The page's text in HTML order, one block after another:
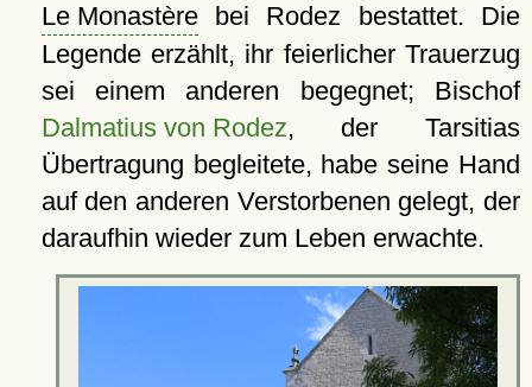
Le Monastèrebei Rodez bestattet. Die
Legende erzählt, ihr feierlicher Trauerzug
sei einem anderen begegnet; Bischof
Dalmatius von Rodez, der Tarsitias
Übertragung begleitete, habe seine Hand
auf den anderen Verstorbenen gelegt, der
daraufhin wieder zum Leben erwachte.